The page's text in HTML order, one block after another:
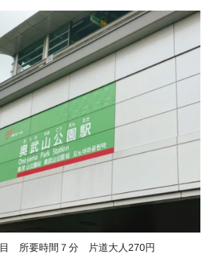
目 所要時間７分 片道大人270円